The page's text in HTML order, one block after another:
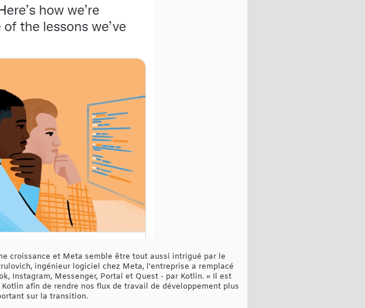
croissance et Meta semble être tout aussi intrigué par le
ingénieur logiciel chez Meta, l'entreprise a remplacé
Instagram, Messenger, Portal et Quest - par Kotlin. « Il est
afin de rendre nos flux de travail de développement plus
sur la transition.